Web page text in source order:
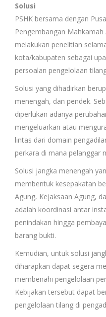
Solusi
PSHK bersama dengan
Pengembangan
melakukan penelitian
kota/kabupaten sebagai
persoalan pengelolaan
Solusi yang dihadirkan
menengah, dan pendek.
diperlukan adanya
mengeluarkan atau
lintas dari domain
perkara di mana pelanggar
Solusi jangka menengah
membentuk kesepakatan
Agung, Kejaksaan Agung,
adalah koordinasi antar
penindakan hingga
barang bukti.
Kemudian, untuk solusi
diharapkan dapat segera
membenahi pengelolaan
Kebijakan tersebut dapat
pengelolaan tilang di